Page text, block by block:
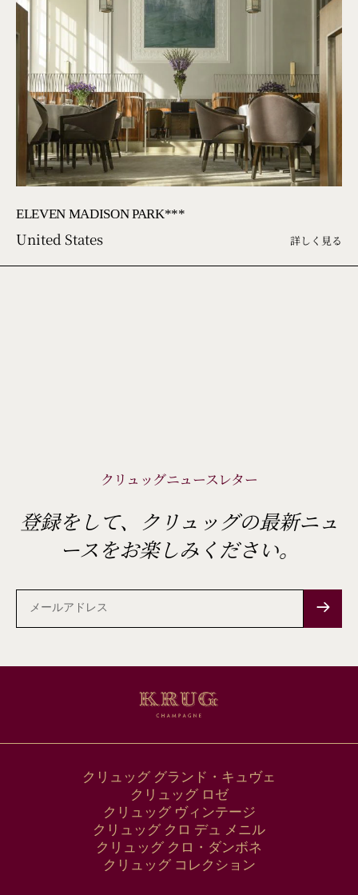
ELEVEN MADISON PARK***
United States 詳しく見る
クリュッグニュースレター
登録をして、クリュッグの最新ニュ
ースをお楽しみください。
メ
ー
ル
ア
ド
クリュッグ グランド・キュヴェ
クリュッグ ロゼ
クリュッグ ヴィンテージ
クリュッグ クロ デュ メニル
クリュッグ クロ・ダンボネ
クリュッグ コレクション